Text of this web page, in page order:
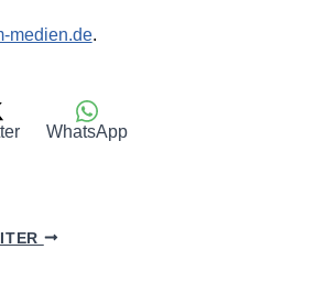
medien.de.
WhatsApp